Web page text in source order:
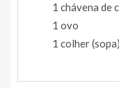
1 chávena de
1 ovo
1 colher